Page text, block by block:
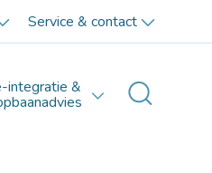
Service & contact
integratie &